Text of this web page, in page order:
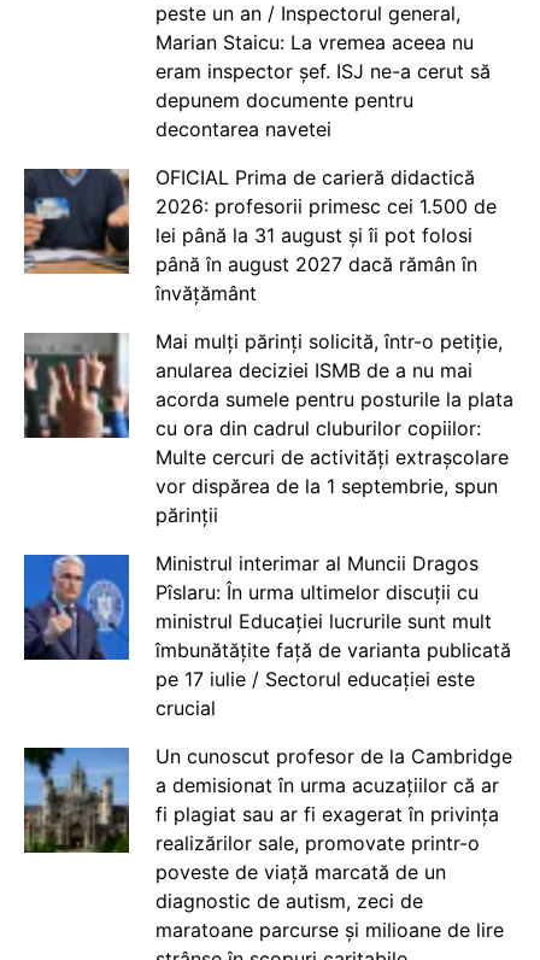
peste un an / Inspectorul general,
Marian Staicu: La vremea aceea nu
eram inspector șef. ISJ ne-a cerut să
depunem documente pentru
decontarea navetei
OFICIAL Prima de carieră didactică
2026: profesorii primesc cei 1.500 de
lei până la 31 august și îi pot folosi
până în august 2027 dacă rămân în
învățământ
Mai mulți părinți solicită, într-o petiție,
anularea deciziei ISMB de a nu mai
acorda sumele pentru posturile la plata
cu ora din cadrul cluburilor copiilor:
Multe cercuri de activități extrașcolare
vor dispărea de la 1 septembrie, spun
părinții
Ministrul interimar al Muncii Dragos
Pîslaru: În urma ultimelor discuții cu
ministrul Educației lucrurile sunt mult
îmbunătățite față de varianta publicată
pe 17 iulie / Sectorul educației este
crucial
Un cunoscut profesor de la Cambridge
a demisionat în urma acuzațiilor că ar
fi plagiat sau ar fi exagerat în privința
realizărilor sale, promovate printr-o
poveste de viață marcată de un
diagnostic de autism, zeci de
maratoane parcurse și milioane de lire